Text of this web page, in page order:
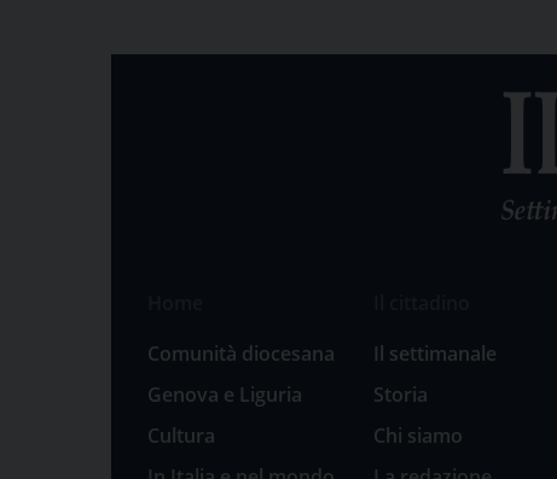
Comunità diocesana
Genova e Liguria
Cultura
Il settimanale
Storia
Chi siamo